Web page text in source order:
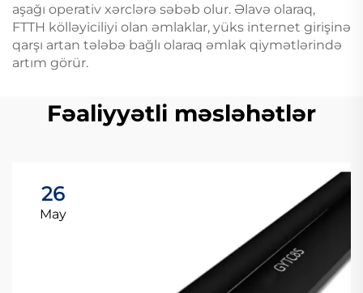
aşağı operativ xərclərə səbəb olur. Əlavə olaraq,
FTTH kölləyiciliyi olan əmlaklar, yüks internet girişinə
qarşı artan tələbə bağlı olaraq əmlak qiymətlərində
artım görür.
Fəaliyyətli məsləhətlər
26
May